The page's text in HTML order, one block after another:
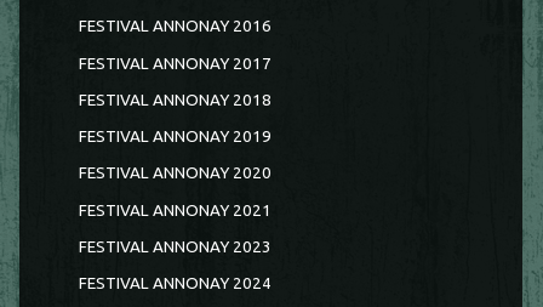
FESTIVAL ANNONAY 2016
FESTIVAL ANNONAY 2017
FESTIVAL ANNONAY 2018
FESTIVAL ANNONAY 2019
FESTIVAL ANNONAY 2020
FESTIVAL ANNONAY 2021
FESTIVAL ANNONAY 2023
FESTIVAL ANNONAY 2024